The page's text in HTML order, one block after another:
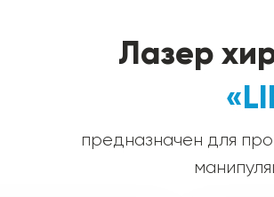
Лазер
предназначен для